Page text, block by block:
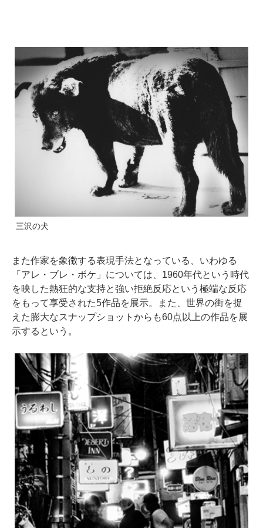
三沢の犬
また作家を象徴する表現手法となっている、いわゆる
「アレ・ブレ・ボケ」については、1960年代という時代
を映した熱狂的な支持と強い拒絶反応という極端な反応
をもって享受された5作品を展示。また、世界の街を捉
えた膨大なスナップショットからも60点以上の作品を展
示するという。